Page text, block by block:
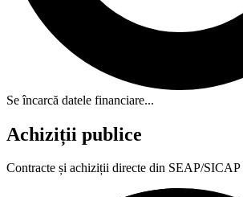
Se încarcă datele financiare...
Achiziții publice
Contracte și achiziții directe din SEAP/SICAP